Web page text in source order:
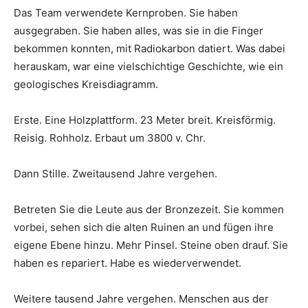
Das Team verwendete Kernproben. Sie haben
ausgegraben. Sie haben alles, was sie in die Finger
bekommen konnten, mit Radiokarbon datiert. Was dabei
herauskam, war eine vielschichtige Geschichte, wie ein
geologisches Kreisdiagramm.
Erste. Eine Holzplattform. 23 Meter breit. Kreisförmig.
Reisig. Rohholz. Erbaut um 3800 v. Chr.
Dann Stille. Zweitausend Jahre vergehen.
Betreten Sie die Leute aus der Bronzezeit. Sie kommen
vorbei, sehen sich die alten Ruinen an und fügen ihre
eigene Ebene hinzu. Mehr Pinsel. Steine ​​oben drauf. Sie
haben es repariert. Habe es wiederverwendet.
Weitere tausend Jahre vergehen. Menschen aus der